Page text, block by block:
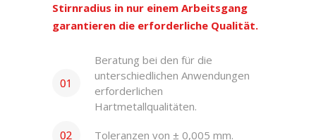
Stirnradius in nur einem Arbeitsgang
garantieren die erforderliche Qualität.
Beratung bei den für die
unterschiedlichen Anwendungen
erforderlichen
Hartmetallqualitäten.
Toleranzen von ± 0,005 mm.